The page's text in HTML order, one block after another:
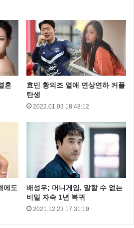
는 “손호영과 황보미가 좋은
사실이나 최근 만남의 횟수가
져 좋은 친구 사이로 남게 됐
.
혼
효민 황의조 열애 연상연하 커플
탄생
2022.01.03 18:48:12
에도
배성우; 머니게임, 말할 수 없는
비밀 자숙 1년 복귀
2021.12.23 17:31:19